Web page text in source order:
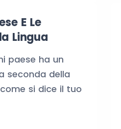
E Le
Lingua
paese ha un
seconda della
si dice il tuo